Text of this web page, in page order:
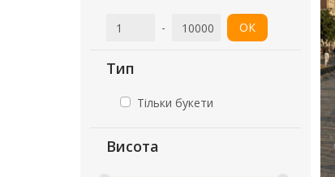
- ОК
Тип
Тільки букети
Висота